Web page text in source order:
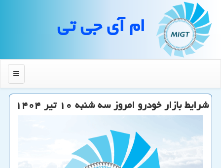
ام آی جی تی
منو
شرایط بازار خودرو امروز سه شنبه ۱۰ تیر ۱۴۰۴